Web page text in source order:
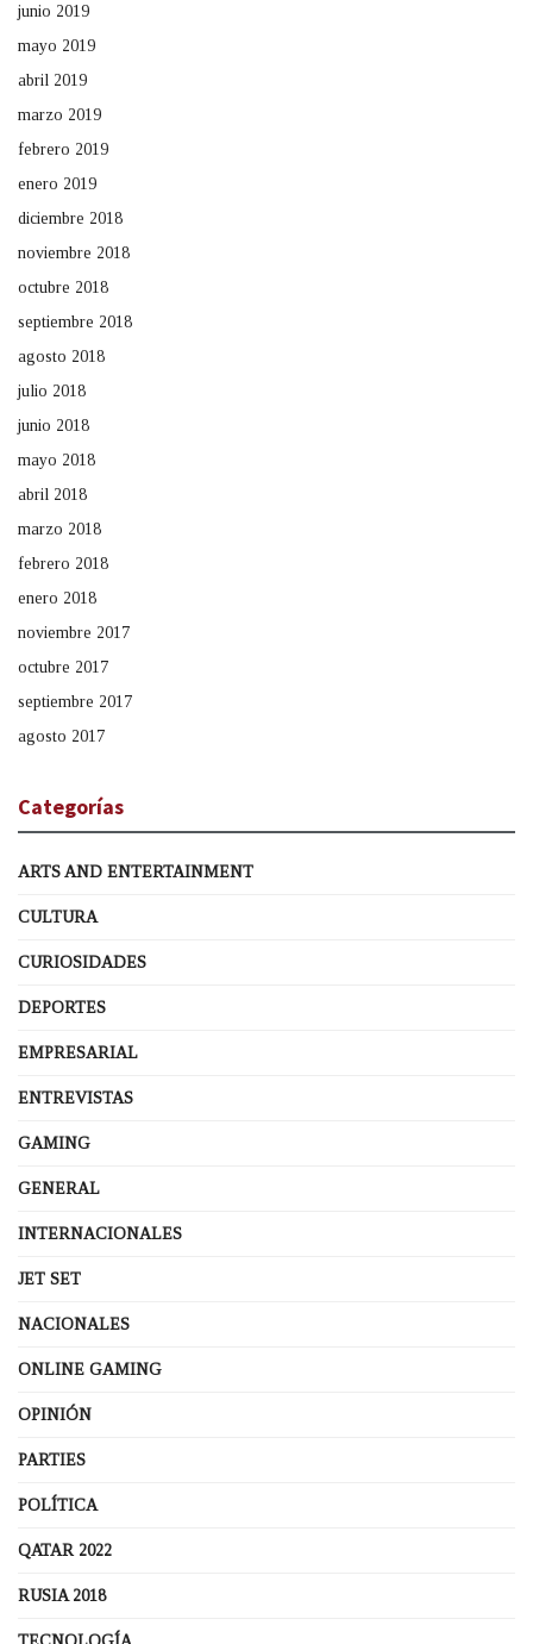
junio 2019
mayo 2019
abril 2019
marzo 2019
febrero 2019
enero 2019
diciembre 2018
noviembre 2018
octubre 2018
septiembre 2018
agosto 2018
julio 2018
junio 2018
mayo 2018
abril 2018
marzo 2018
febrero 2018
enero 2018
noviembre 2017
octubre 2017
septiembre 2017
agosto 2017
Categorías
ARTS AND ENTERTAINMENT
CULTURA
CURIOSIDADES
DEPORTES
EMPRESARIAL
ENTREVISTAS
GAMING
GENERAL
INTERNACIONALES
JET SET
NACIONALES
ONLINE GAMING
OPINIÓN
PARTIES
POLÍTICA
QATAR 2022
RUSIA 2018